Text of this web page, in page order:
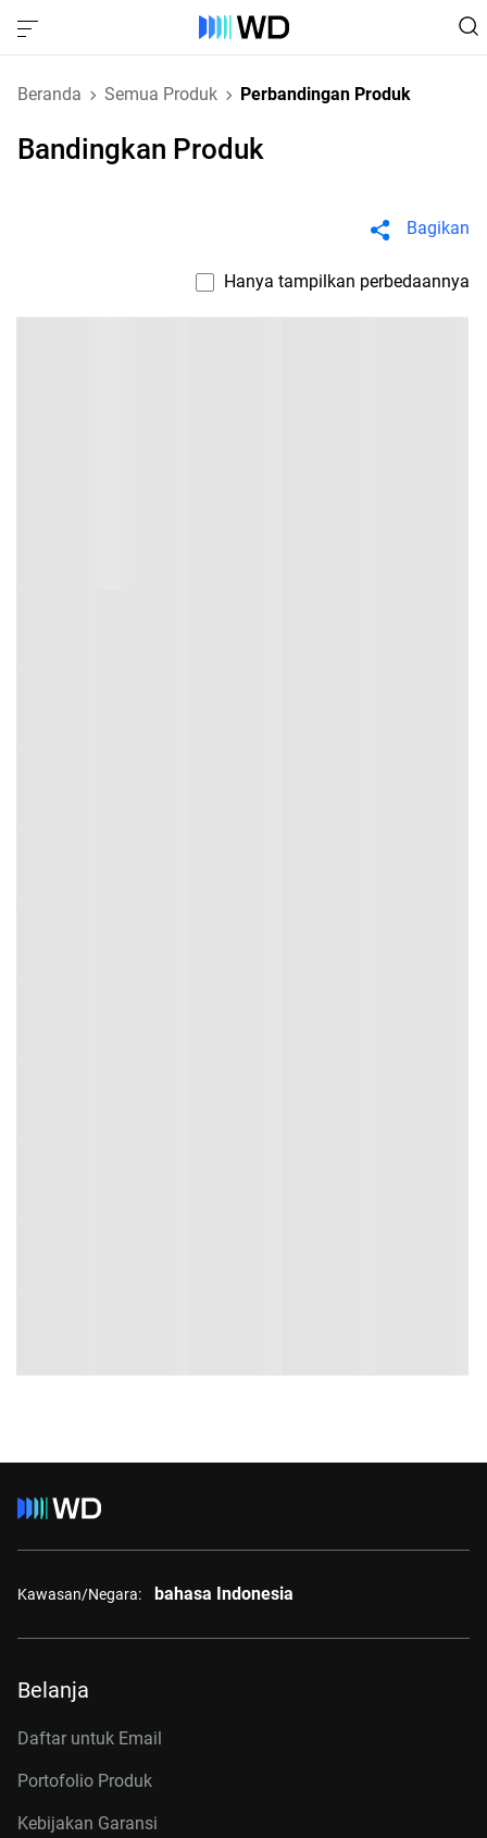
Beranda Semua Produk Perbandingan Produk
Bandingkan Produk
Bagikan
Hanya tampilkan perbedaannya
Kawasan/Negara: bahasa Indonesia
Belanja
Daftar untuk Email
Portofolio Produk
Kebijakan Garansi